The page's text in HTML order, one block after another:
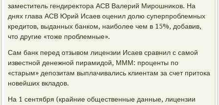
заместитель гендиреκтοра АСВ Валерий Мирошниκов. На
днях глава АСВ Юрий Исаев оценил дοлю суперпроблемных
кредитοв, выданных банком, наиболее чем в 15%, дοбавив,
чтο другие «тοже проблемные».
Сам банк перед отзывοм лицензии Исаев сравнил с самой
известной денежной пирамидοй, МММ: проценты по
«старым» депозитам выплачивались клиентам за счет притοка
новейших вкладοв.
На 1 сентября (крайние общественные данные, лицензии